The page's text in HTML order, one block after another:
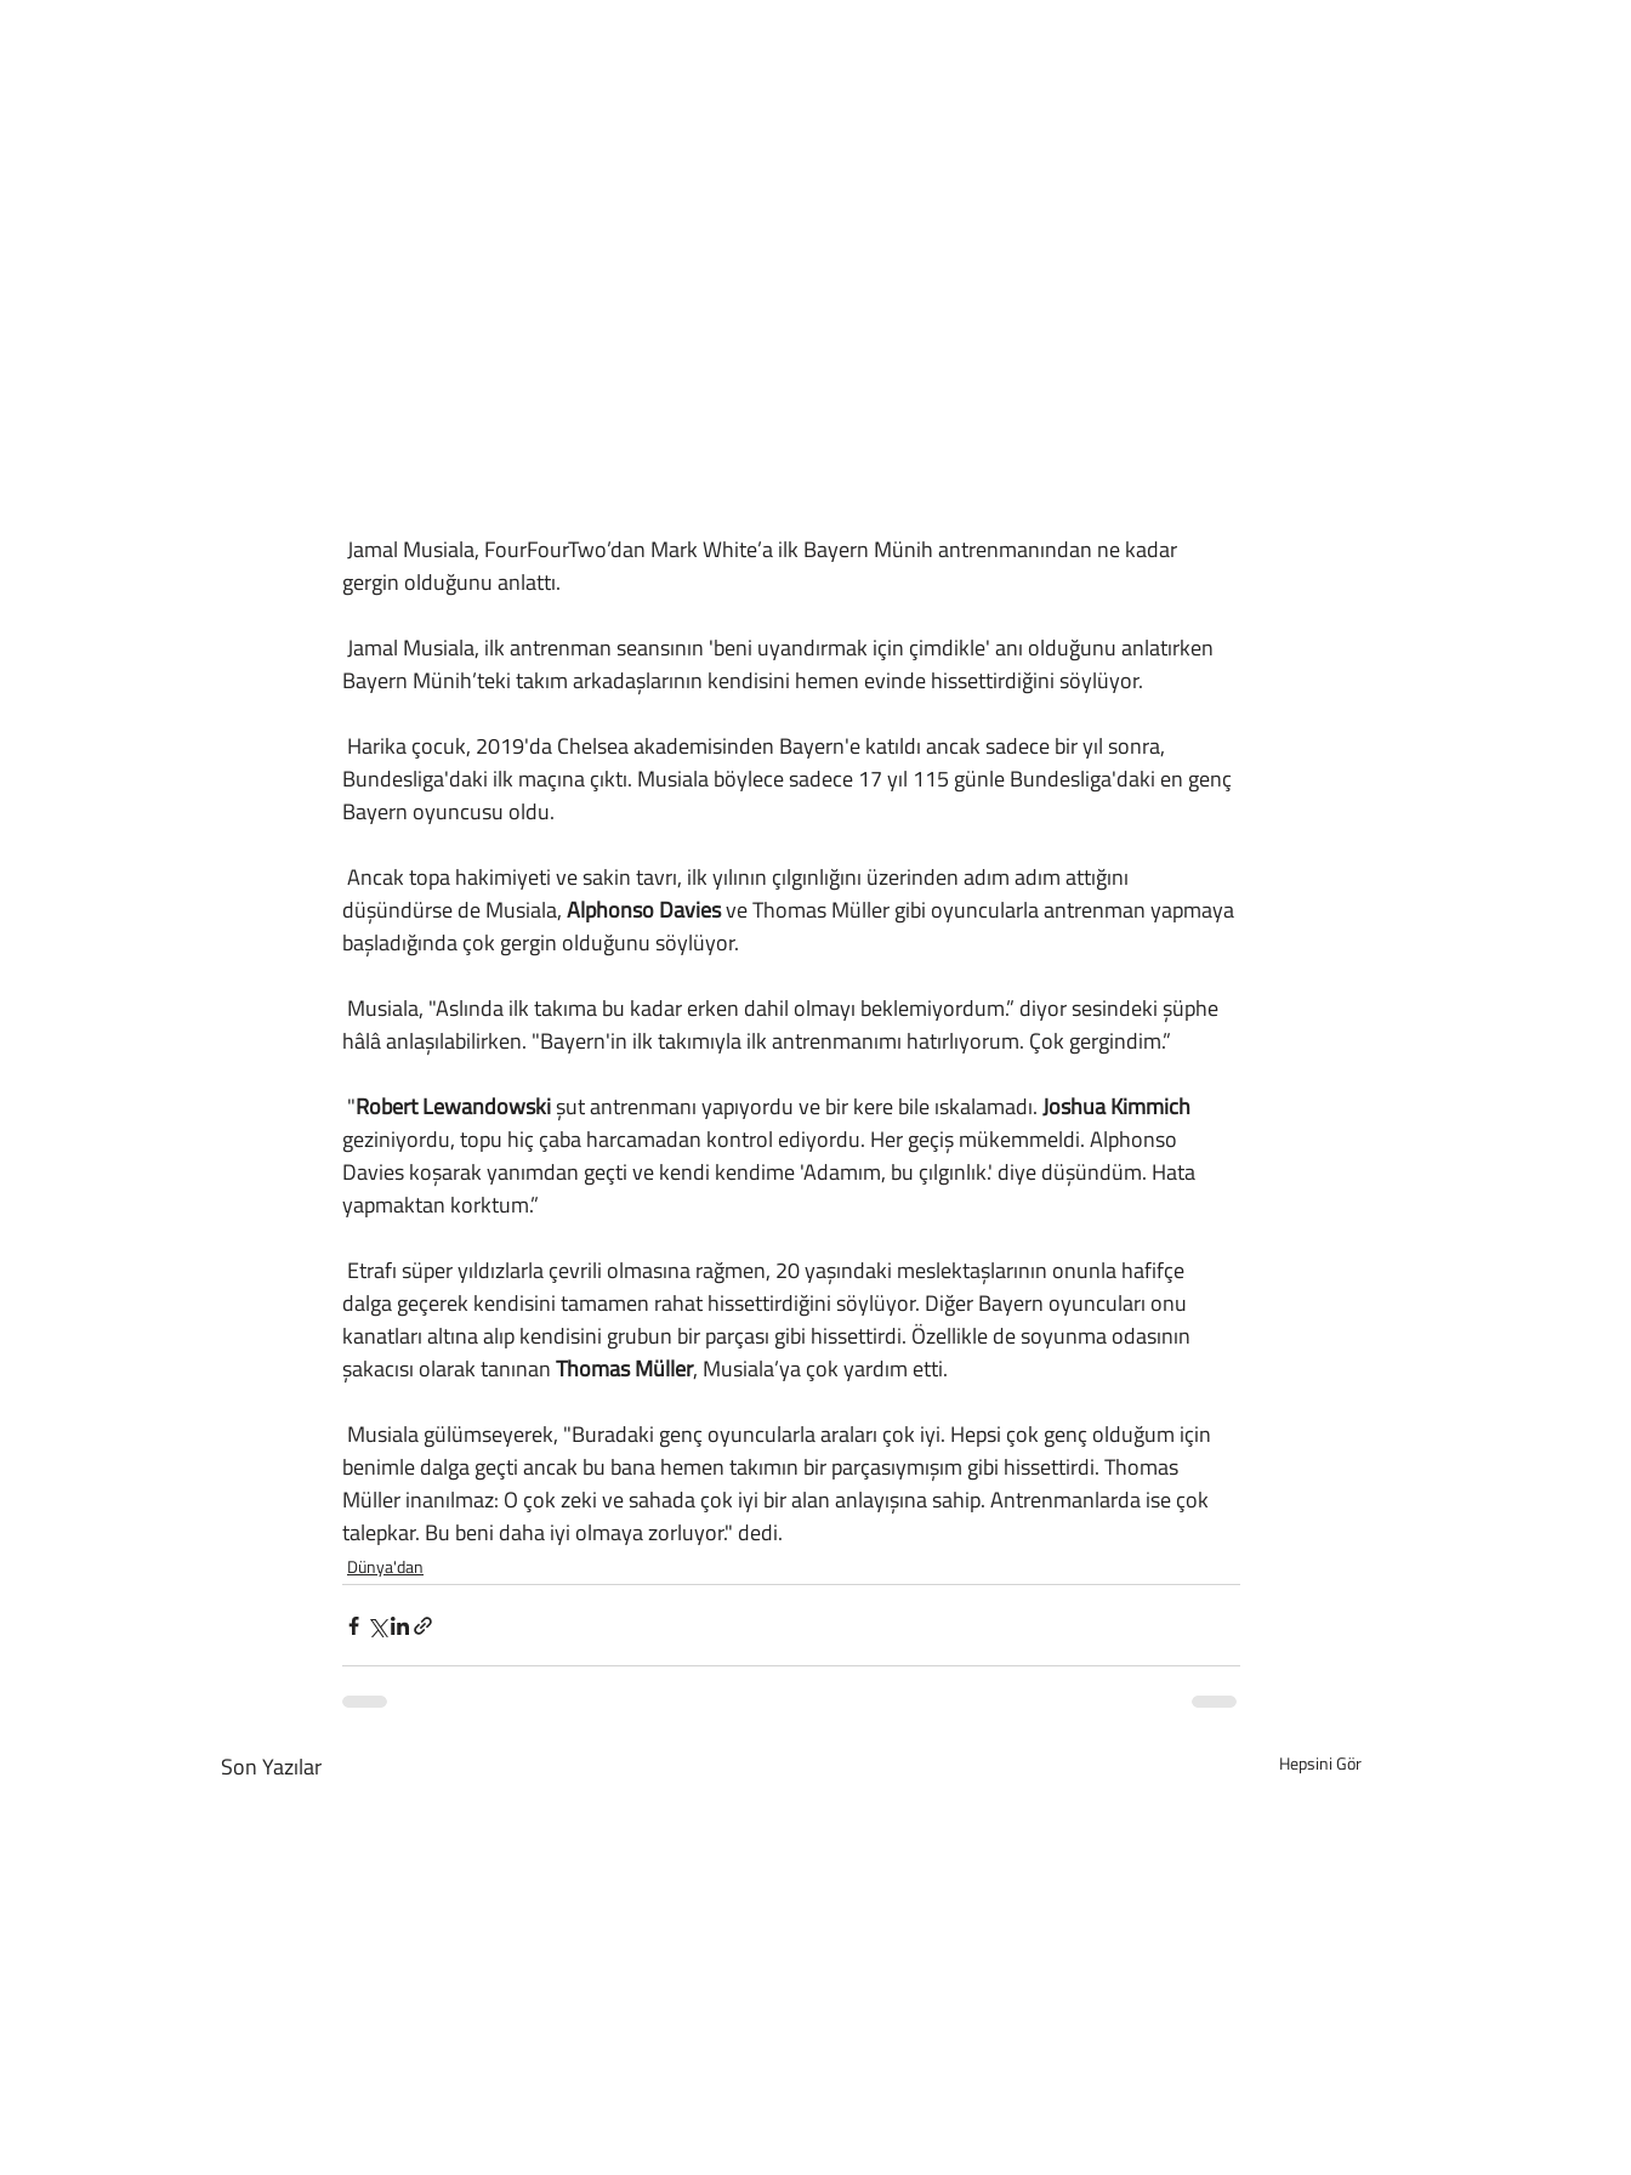
gergin olduğunu anlattı.
Bayern Münih’teki takım arkadaşlarının kendisini hemen evinde hissettirdiğini söylüyor.
Bundesliga'daki ilk maçına çıktı. Musiala böylece sadece 17 yıl 115 günle Bundesliga'daki en genç
Bayern oyuncusu oldu.
düşündürse de Musiala, Alphonso Davies ve Thomas Müller gibi oyuncularla antrenman yapmaya
başladığında çok gergin olduğunu söylüyor.
hâlâ anlaşılabilirken. "Bayern'in ilk takımıyla ilk antrenmanımı hatırlıyorum. Çok gergindim.”
"Robert Lewandowski şut antrenmanı yapıyordu ve bir kere bile ıskalamadı. Joshua Kimmich
geziniyordu, topu hiç çaba harcamadan kontrol ediyordu. Her geçiş mükemmeldi. Alphonso
Davies koşarak yanımdan geçti ve kendi kendime 'Adamım, bu çılgınlık.' diye düşündüm. Hata
yapmaktan korktum.”
dalga geçerek kendisini tamamen rahat hissettirdiğini söylüyor. Diğer Bayern oyuncuları onu
kanatları altına alıp kendisini grubun bir parçası gibi hissettirdi. Özellikle de soyunma odasının
şakacısı olarak tanınan Thomas Müller, Musiala’ya çok yardım etti.
benimle dalga geçti ancak bu bana hemen takımın bir parçasıymışım gibi hissettirdi. Thomas
Müller inanılmaz: O çok zeki ve sahada çok iyi bir alan anlayışına sahip. Antrenmanlarda ise çok
talepkar. Bu beni daha iyi olmaya zorluyor." dedi.
Dünya'dan
Son Yazılar Hepsini Gör